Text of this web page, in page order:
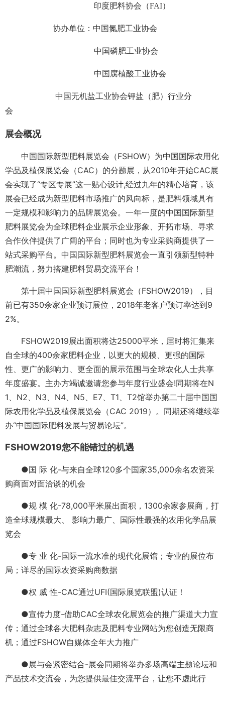
印度肥料协会（FAI）
协办单位：中国氮肥工业协会
中国磷肥工业协会
中国腐植酸工业协会
中国无机盐工业协会钾盐（肥）行业分
会
展会概况
中国国际新型肥料展览会（FSHOW）为中国国际农用化
学品及植保展览会（CAC）的分题展，从2010年开始CAC展
会实现了“专区专展”这一贴心设计,经过九年的精心培育，该
展会已经成为新型肥料市场推广的风向标，是肥料领域具有
一定规模和影响力的品牌展览会。一年一度的中国国际新型
肥料展览会为全球肥料企业展示企业形象、开拓市场、寻求
合作伙伴提供了广阔的平台；同时也为专业采购商提供了一
站式采购平台。中国国际新型肥料展览会一直引领新型特种
肥潮流，努力搭建肥料贸易交流平台！
第十届中国国际新型肥料展览会（FSHOW2019），目
前已有350余家企业预订展位，2018年老客户预订率达到9
2%。
FSHOW2019展出面积将达25000平米，届时将汇集来
自全球的400余家肥料企业，以更大的规模、更强的国际
性、更广的影响力、更全面的展示范围与全球农化人士共享
年度盛宴。主办方竭诚邀请您参与年度行业盛会!同期将在N
1、N2、N3、N4、N5、E7、T1、T2馆举办第二十届中国国
际农用化学品及植保展览会（CAC 2019）。同期还将继续举
办“中国国际肥料发展与贸易论坛”。
FSHOW2019您不能错过的机遇
●国 际 化-与来自全球120多个国家35,000余名农资采
购商面对面洽谈的机会
●规 模 化-78,000平米展出面积，1300余家参展商，打
造全球规模最大、 影响力最广、国际性最强的农用化学品展
览会
●专 业 化-国际一流水准的现代化展馆；专业的展位布
局；详尽的国际农资采购商数据
●权 威 性-CAC通过UFI(国际展览联盟)认证！
●宣传力度-借助CAC全球农化展览会的推广渠道大力宣
传；通过全球各大肥料杂志及肥料专业网站为您创造无限商
机；通过FSHOW自媒体全年大力推广
●展与会紧密结合-展会同期将举办多场高端主题论坛和
产品技术交流会，为您提供最佳交流平台，让您不虚此行